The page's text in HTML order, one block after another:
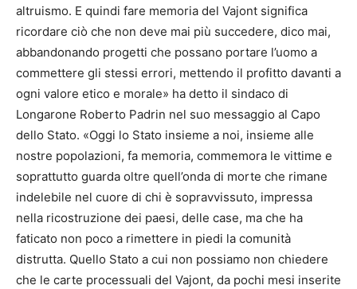
altruismo. E quindi fare memoria del Vajont significa
ricordare ciò che non deve mai più succedere, dico mai,
abbandonando progetti che possano portare l’uomo a
commettere gli stessi errori, mettendo il profitto davanti a
ogni valore etico e morale» ha detto il sindaco di
Longarone Roberto Padrin nel suo messaggio al Capo
dello Stato. «Oggi lo Stato insieme a noi, insieme alle
nostre popolazioni, fa memoria, commemora le vittime e
soprattutto guarda oltre quell’onda di morte che rimane
indelebile nel cuore di chi è sopravvissuto, impressa
nella ricostruzione dei paesi, delle case, ma che ha
faticato non poco a rimettere in piedi la comunità
distrutta. Quello Stato a cui non possiamo non chiedere
che le carte processuali del Vajont, da pochi mesi inserite